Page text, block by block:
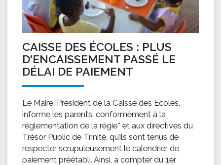
CAISSE DES ÉCOLES : PLUS
D'ENCAISSEMENT PASSÉ LE
DÉLAI DE PAIEMENT
Le Maire, Président de la Caisse des Ecoles,
informe les parents, conformément à la
règlementation de la régie* et aux directives du
Trésor Public de Trinité, qu’ils sont tenus de
respecter scrupuleusement le calendrier de
paiement préétabli. Ainsi, à compter du 1er